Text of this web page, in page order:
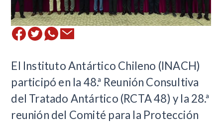
El Instituto Antártico Chileno (INACH)
participó en la 48.ª Reunión Consultiva
del Tratado Antártico (RCTA 48) y la 28.ª
reunión del Comité para la Protección